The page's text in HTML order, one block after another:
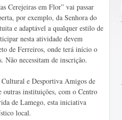
Cerejeiras em Flor” vai passar
por exemplo, da Senhora do
e adaptável a qualquer estilo de
nesta atividade devem
de Ferreiros, onde terá início o
Não necessitam de inscrição.
Cultural e Desportiva Amigos de
outras instituições, com o Centro
de Lamego, esta iniciativa
local.